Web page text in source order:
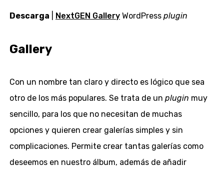
Descarga NextGEN GalleryWordPress plugin
Gallery
Con un nombre tan claro y directo es lógico que sea
otro de los más populares. Se trata de un plugin muy
sencillo, para los que no necesitan de muchas
opciones y quieren crear galerías simples y sin
complicaciones. Permite crear tantas galerías como
deseemos en nuestro álbum, además de añadir